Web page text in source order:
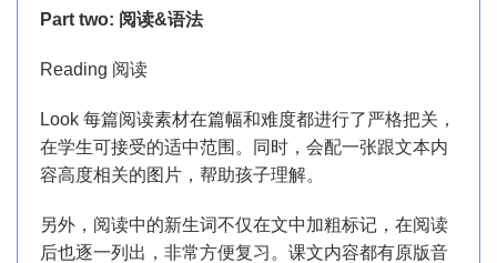
Part two: 阅读&语法
Reading 阅读
Look 每篇阅读素材在篇幅和难度都进行了严格把关，
在学生可接受的适中范围。同时，会配一张跟文本内
容高度相关的图片，帮助孩子理解。
另外，阅读中的新生词不仅在文中加粗标记，在阅读
后也逐一列出，非常方便复习。课文内容都有原版音